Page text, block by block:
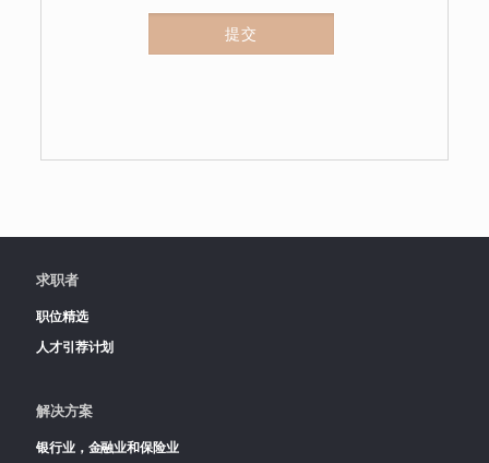
提交
求职者
职位精选
人才引荐计划
解决方案
银行业，金融业和保险业